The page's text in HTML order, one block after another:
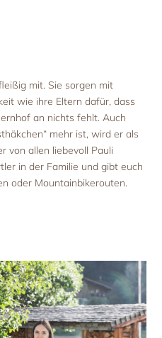
mit. Sie sorgen mit
wie ihre Eltern dafür, dass
an nichts fehlt. Auch
mehr ist, wird er als
von allen liebevoll Pauli
in der Familie und gibt euch
oder Mountainbikerouten.